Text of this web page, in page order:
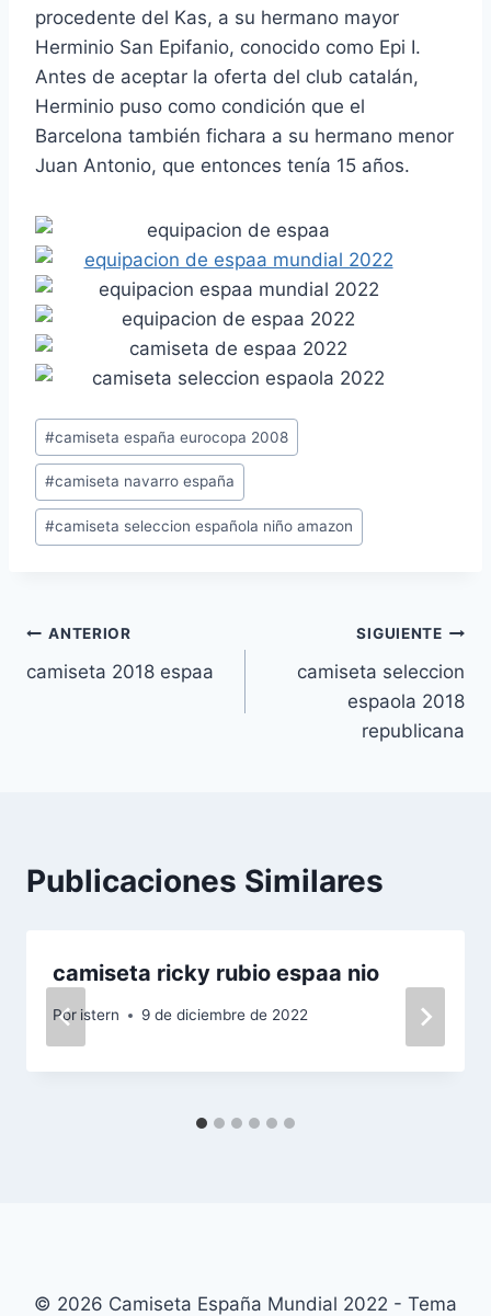
procedente del Kas, a su hermano mayor
Herminio San Epifanio, conocido como Epi I.
Antes de aceptar la oferta del club catalán,
Herminio puso como condición que el
Barcelona también fichara a su hermano menor
Juan Antonio, que entonces tenía 15 años.
Etiquetas
de
la
entrada:
#camiseta españa eurocopa 2008
#camiseta navarro españa
#camiseta seleccion española niño amazon
Navegación
de
ANTERIOR
camiseta 2018 espaa
SIGUIENTE
camiseta seleccion
espaola 2018
republicana
Publicaciones Similares
camiseta ricky rubio espaa nio
Por istern 9 de diciembre de 2022
© 2026 Camiseta España Mundial 2022 - Tema